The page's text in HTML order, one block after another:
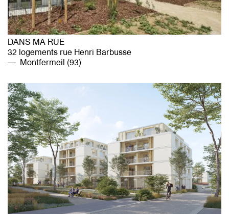
DANS MA RUE
32 logements rue Henri Barbusse
Montfermeil (93)